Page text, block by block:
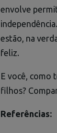
envolve
estão, na
feliz.
E você, como
filhos?
Referências: